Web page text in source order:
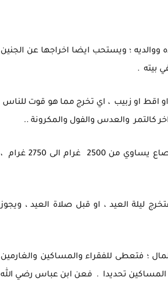
؛ ويستحب ايضا اخراجها عن الجنين
بيته .
اقط او زبيب ، اي تخرج مما هو قوت للناس
كالتمر والعدس والفول والمكرونة ..
7. كم المقدار الواجب : تخرج صاعا واحدا عن كل شخص ، والصاع يساوي من 2500 غرام الى 2750 غرام ،
العيد ، او قبل صلاة العيد ، ويجوز
فتعطى للفقراء والمساكين والغارمين
تحديدا . فعن ابن عباس رضي الله